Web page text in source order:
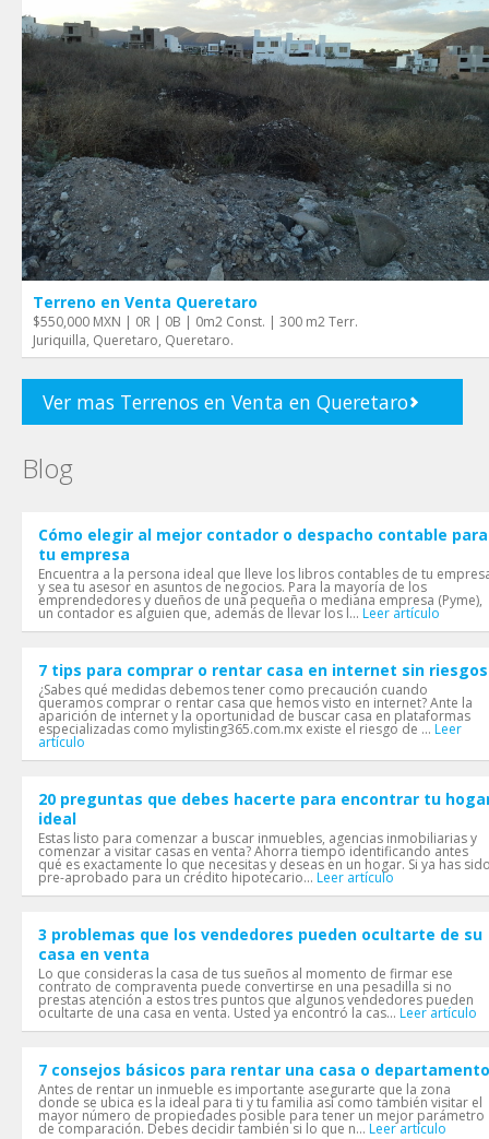
Terreno en Venta Queretaro
$550,000 MXN | 0R | 0B | 0m2 Const. | 300 m2 Terr.
Juriquilla, Queretaro, Queretaro.
Ver mas Terrenos en Venta en Queretaro
Blog
Cómo elegir al mejor contador o despacho contable para
tu empresa
Encuentra a la persona ideal que lleve los libros contables de tu
y sea tu asesor en asuntos de negocios. Para la mayoría de los
emprendedores y dueños de una pequeña o mediana empresa (Pyme),
un contador es alguien que, además de llevar los l... Leer artículo
7 tips para comprar o rentar casa en internet sin riesgos
¿Sabes qué medidas debemos tener como precaución cuando
queramos comprar o rentar casa que hemos visto en internet? Ante la
aparición de internet y la oportunidad de buscar casa en plataformas
especializadas como mylisting365.com.mx existe el riesgo de ... Leer
artículo
20 preguntas que debes hacerte para encontrar tu
ideal
Estas listo para comenzar a buscar inmuebles, agencias inmobiliarias y
comenzar a visitar casas en venta? Ahorra tiempo identificando antes
qué es exactamente lo que necesitas y deseas en un hogar. Si ya has
pre-aprobado para un crédito hipotecario... Leer artículo
3 problemas que los vendedores pueden ocultarte de su
casa en venta
Lo que consideras la casa de tus sueños al momento de firmar ese
contrato de compraventa puede convertirse en una pesadilla si no
prestas atención a estos tres puntos que algunos vendedores pueden
ocultarte de una casa en venta. Usted ya encontró la cas... Leer artículo
7 consejos básicos para rentar una casa o departamento
Antes de rentar un inmueble es importante asegurarte que la zona
donde se ubica es la ideal para ti y tu familia así como también visitar el
mayor número de propiedades posible para tener un mejor parámetro
de comparación. Debes decidir también si lo que n... Leer artículo